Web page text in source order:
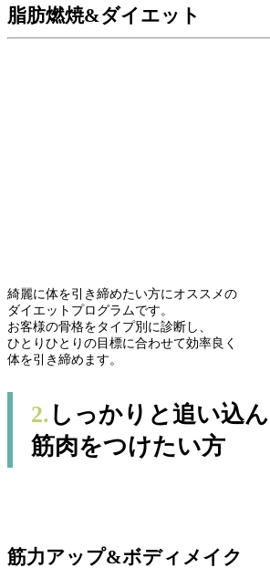
脂肪燃焼&ダイエット
綺麗に体を引き締めたい方にオススメの
ダイエットプログラムです。
お客様の骨格をタイプ別に診断し、
ひとりひとりの目標に合わせて効率良く
体を引き締めます。
2. しっかりと追い込
筋肉をつけたい方
筋力アップ&ボディメイク